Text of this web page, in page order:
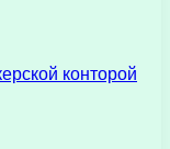
конторой